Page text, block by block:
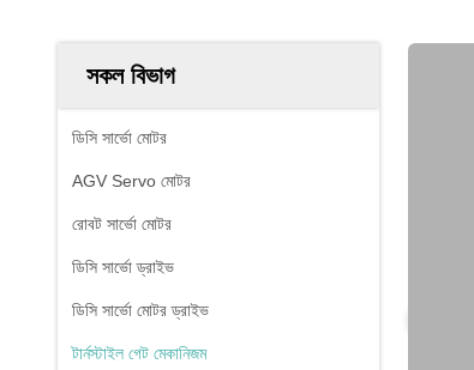
সকল বিভাগ
ডিসি সার্ভো মোটর
AGV Servo মোটর
রোবট সার্ভো মোটর
ডিসি সার্ভো ড্রাইভ
ডিসি সার্ভো মোটর ড্রাইভ
টার্নস্টাইল গেট মেকানিজম